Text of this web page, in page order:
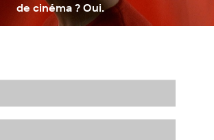
de cinéma ? Oui.